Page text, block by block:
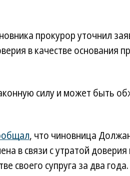
прокурор уточнил
в качестве основания
силу и может быть
, что чиновница
в связи с утратой
своего супруга за два года.